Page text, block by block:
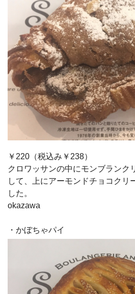
￥220（税込み￥238）
クロワッサンの中にモンブランク
して、上にアーモンドチョコクリ
した。
okazawa
・かぼちゃパイ